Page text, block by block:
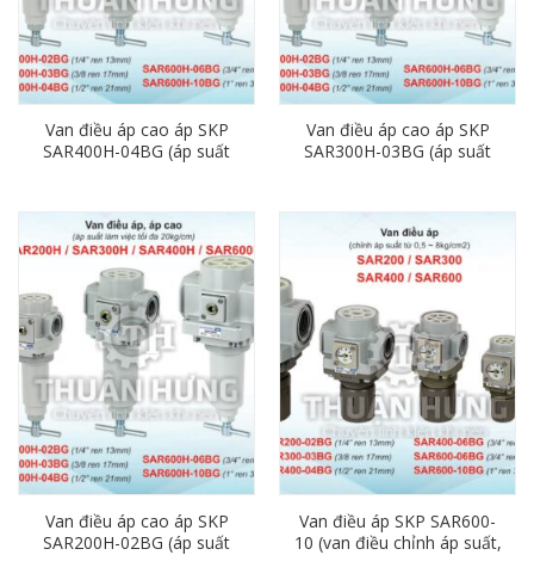
Van điều áp cao áp SKP
SAR400H-04BG (áp suất
Van điều áp cao áp SKP
SAR300H-03BG (áp suất
Van điều áp cao áp SKP
SAR200H-02BG (áp suất
Van điều áp SKP SAR600-
10 (van điều chỉnh áp suất,